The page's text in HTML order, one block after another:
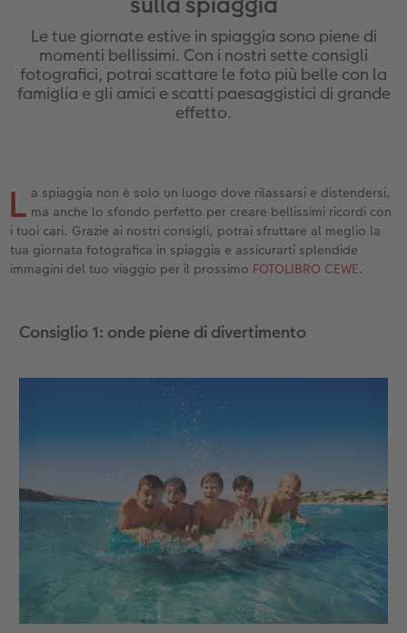
Custodia personalizzata
Tasca interna
FOTOLIBRO CEWE Kids
Come ordinare
Esempi di clienti
Accessori
Nature Prints
Poster premium
Set di foto
Fototessere
Accessori
Poster con mappa
Collage fotografico
hexxas
Foto su legno
Poster Gallery
Consigli decorazione murale
Accessori
Altre occasioni
Biglietti pieghevoli
Foto biglietti
Cartoline singole con spedizione diretta
Giochi
Scuola e ufficio
Animali domestici
Foto-box regalo
Idee regalo
Novità
Cover in silicone
Cover rigide
Cover in pelle
Cover cellulare con tracolla
Con design
Calendari da parete con design
Calendario da parete A4
Calendario da parete A4 Panoramico
Calendario da tavolo quadrato
Accessori
Cartoline fotografiche istantanee
Set di foto istantanee
Collage di foto istantanee
Fototessere biometriche
Trova la filiale
per il compleanno
Regali per la festa della mamma
Regali d’addio
per l’addio al nubilato
Matrimonio
Annuario
Concorsi fotografici
Le tue giornate estive in spiaggia sono piene di
momenti bellissimi. Con i nostri sette consigli
fotografici, potrai scattare le foto più belle con la
famiglia e gli amici e scatti paesaggistici di grande
effetto.
L a spiaggia non è solo un luogo dove rilassarsi e distendersi,
ma anche lo sfondo perfetto per creare bellissimi ricordi con
i tuoi cari. Grazie ai nostri consigli, potrai sfruttare al meglio la
tua giornata fotografica in spiaggia e assicurarti splendide
immagini del tuo viaggio per il prossimo FOTOLIBRO CEWE.
Consiglio 1: onde piene di divertimento